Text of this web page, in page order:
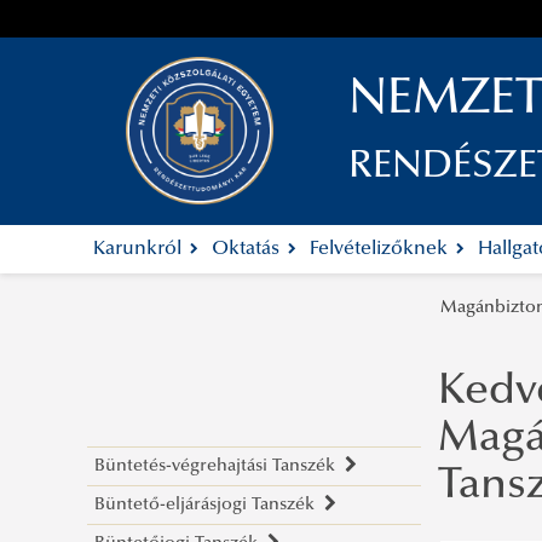
Karunkról Oktatás Felvételizőknek
Büntetés-végrehajtási Tanszék
Rólunk
Büntető-eljárásjogi Tanszék